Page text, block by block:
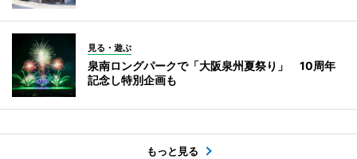
見る・遊ぶ
泉南ロングパークで「大阪泉州夏祭り」 10周年
記念し特別企画も
もっと見る